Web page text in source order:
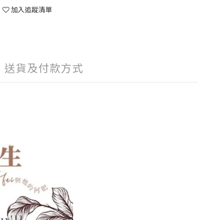
加入追蹤清單
送貨及付款方式